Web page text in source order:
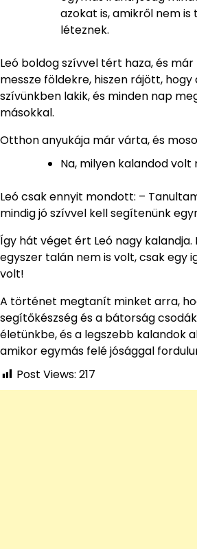
azokat is, amikről nem is
léteznek.
Leó boldog szívvel tért haza, és
messze földekre, hiszen rájött, hogy
szívünkben lakik, és minden nap
másokkal.
Otthon anyukája már várta, és
Na, milyen kalandod volt
Leó csak ennyit mondott: –
mindig jó szívvel kell segítenünk
Így hát véget ért Leó nagy kalandja.
egyszer talán nem is volt, csak egy
volt!
A történet megtanít minket arra,
segítőkészség és a bátorság
életünkbe, és a legszebb kalandok
amikor egymás felé jósággal
Post Views: 217